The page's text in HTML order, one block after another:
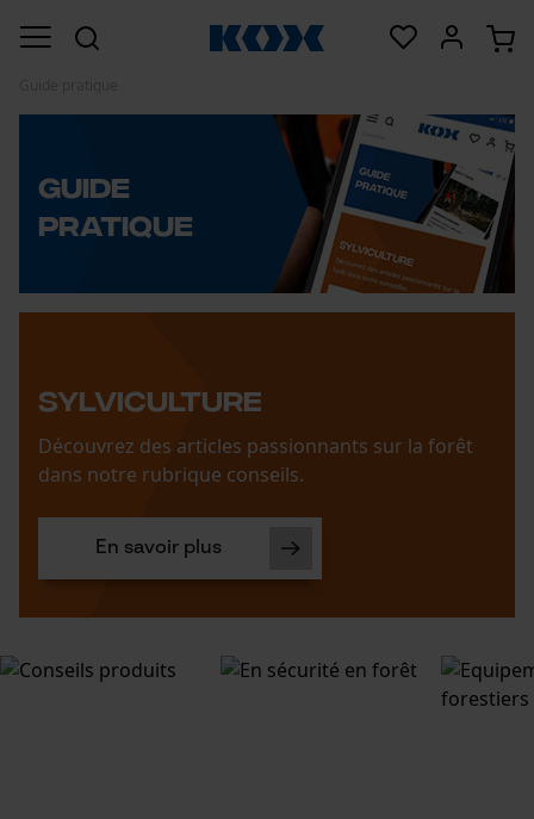
Guide
pratique
Sylviculture
Découvrez des articles passionnants sur la forêt
dans notre rubrique conseils.
En savoir plus